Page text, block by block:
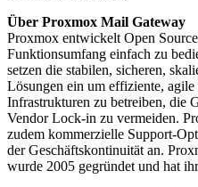
Über Proxmox Mail Gateway
Proxmox entwickelt Open
Funktionsumfang einfach zu
setzen die stabilen, sicheren,
Lösungen ein um effiziente,
Infrastrukturen zu betreiben, die
Vendor Lock-in zu vermeiden.
zudem kommerzielle Support-
der Geschäftskontinuität an.
wurde 2005 gegründet und hat